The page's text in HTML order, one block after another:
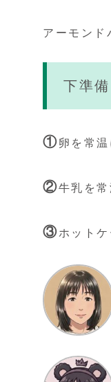
アーモン
下準備
①卵を常温
②牛乳を常
③ホット